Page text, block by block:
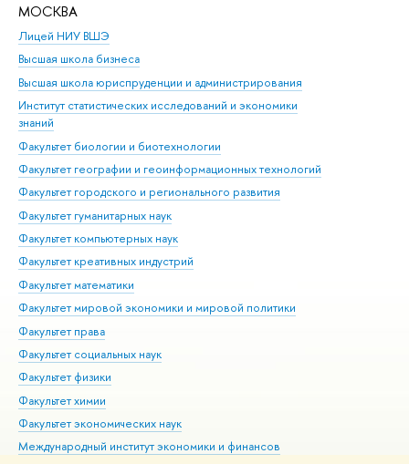
МОСКВА
Лицей НИУ ВШЭ
Высшая школа бизнеса
Высшая школа юриспруденции и администрирования
Институт статистических исследований и экономики
знаний
Факультет биологии и биотехнологии
Факультет географии и геоинформационных технологий
Факультет городского и регионального развития
Факультет гуманитарных наук
Факультет компьютерных наук
Факультет креативных индустрий
Факультет математики
Факультет мировой экономики и мировой политики
Факультет права
Факультет социальных наук
Факультет физики
Факультет химии
Факультет экономических наук
Международный институт экономики и финансов